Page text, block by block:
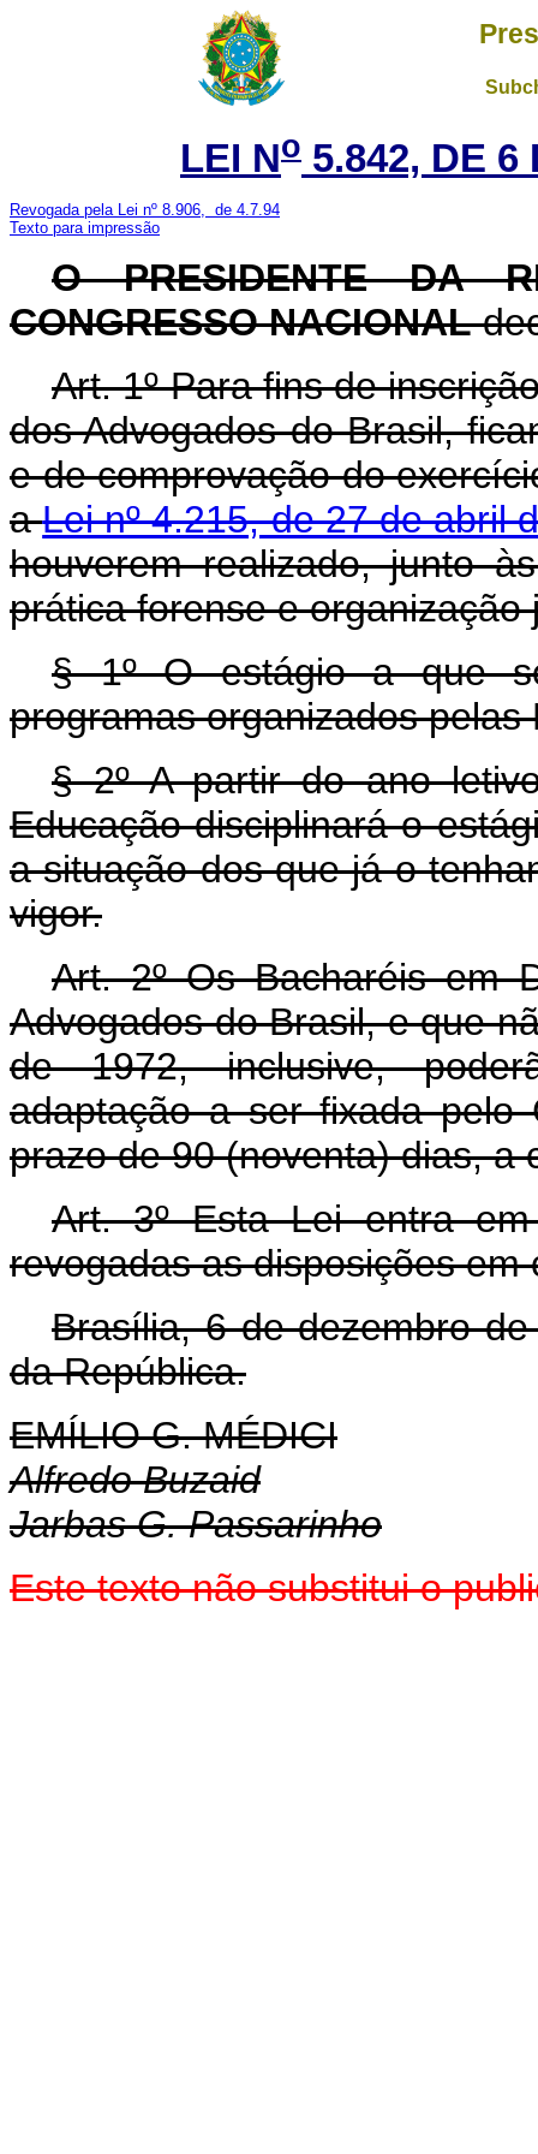
LEI No 5.842, DE 6
Revogada pela Lei nº 8.906, de 4.7.94
Texto para impressão
O PRESIDENTE DA
CONGRESSO NACIONAL
Art. 1º Para fins de
dos Advogados do Brasil,
e de comprovação do
aLei nº 4.215, de 27 de abril
houverem realizado, junto
prática forense e organização
§ 1º O estágio a que
programas organizados
§ 2º A partir do ano
Educação disciplinará o
a situação dos que já o
vigor.
Art. 2º Os Bacharéis em
Advogados do Brasil, e que
de 1972, inclusive,
adaptação a ser fixada pelo
prazo de 90 (noventa) dias, a
Art. 3º Esta Lei entra
revogadas as disposições em
Brasília, 6 de dezembro
da República.
EMÍLIO G. MÉDICI
Alfredo Buzaid
Jarbas G. Passarinho
Este texto não substitui o